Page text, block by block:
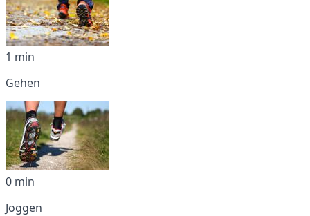
1 min
Gehen
0 min
Joggen